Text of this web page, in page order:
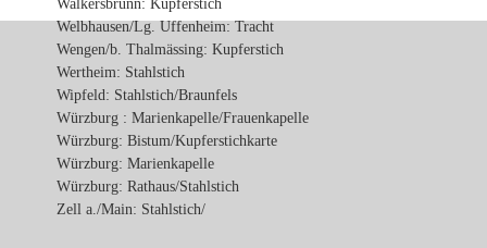
Welbhausen/Lg. Uffenheim: Tracht
Wengen/b. Thalmässing: Kupferstich
Wertheim: Stahlstich
Wipfeld: Stahlstich/Braunfels
Würzburg : Marienkapelle/Frauenkapelle
Würzburg: Bistum/Kupferstichkarte
Würzburg: Marienkapelle
Würzburg: Rathaus/Stahlstich
Zell a./Main: Stahlstich/